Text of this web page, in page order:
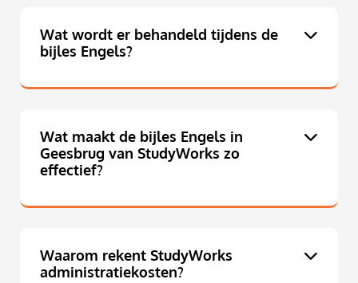
Wat wordt er behandeld tijdens de
bijles Engels?
Wat maakt de bijles Engels in
Geesbrug van StudyWorks zo
effectief?
Waarom rekent StudyWorks
administratiekosten?